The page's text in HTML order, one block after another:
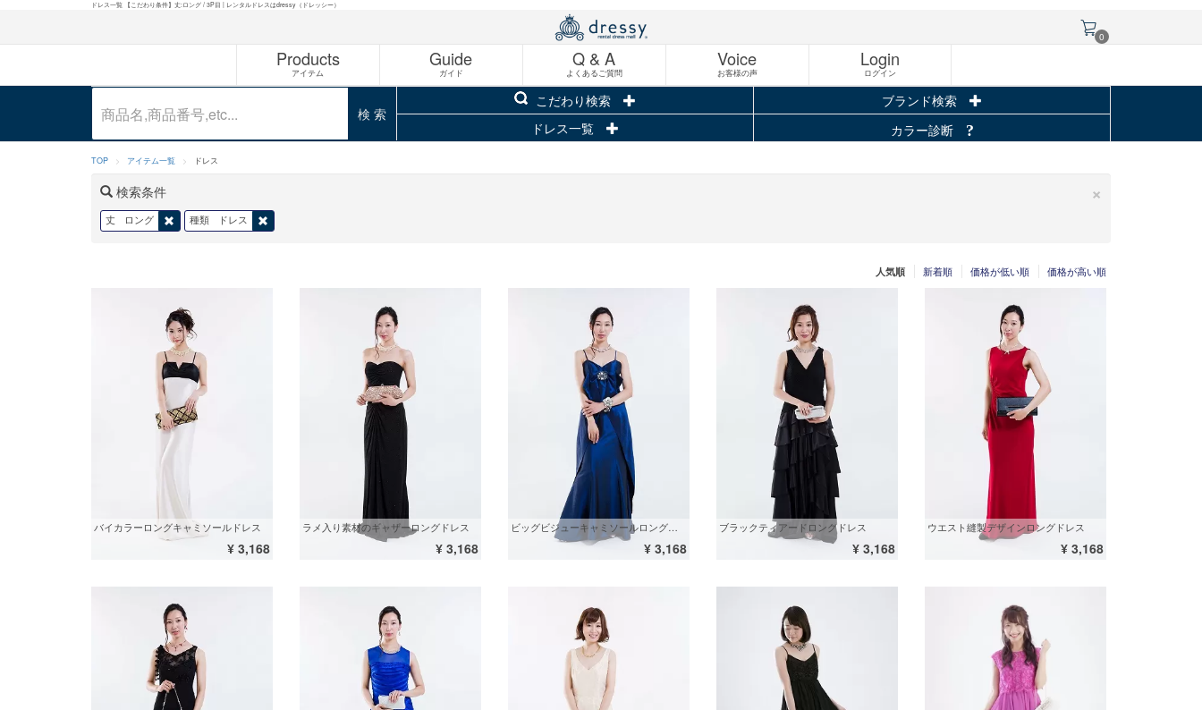
ドレス一覧 【こだわり条件】丈:ロング / 3P目 | レンタルドレスはdressy（ドレッシー）
0
Products
アイテム
Guide
ガイド
Q & A
よくあるご質問
Voice
お客様の声
Login
ログイン
検 索
こだわり検索
ブランド検索
ドレス一覧
カラー診断
TOP アイテム一覧 ドレス
×
検索条件
丈 ロング 種類 ドレス
人気順 新着順 価格が低い順 価格が高い順
バイカラーロングキャミソールドレス
¥ 3,168
ラメ入り素材のギャザーロングドレス
¥ 3,168
ビッグビジューキャミソールロングドレス
¥ 3,168
ブラックティアードロングドレス
¥ 3,168
ウエスト縫製デザインロングドレス
¥ 3,168